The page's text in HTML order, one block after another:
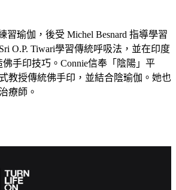
習瑜伽，後受 Michel Besnard 指導學習
O.P. Tiwari學習傳統呼吸法，並在印度
手印技巧。Connie信奉「陰陽」平
教授傳統佛手印，並結合陰瑜伽。她也
療師。